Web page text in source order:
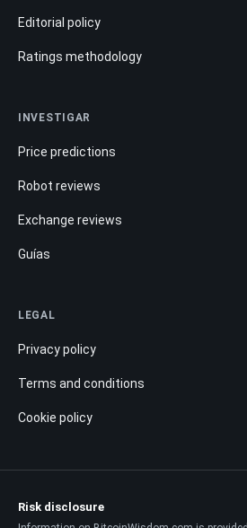
Editorial policy
Ratings methodology
INVESTIGAR
Price predictions
Robot reviews
Exchange reviews
Guías
LEGAL
Privacy policy
Terms and conditions
Cookie policy
Risk disclosure